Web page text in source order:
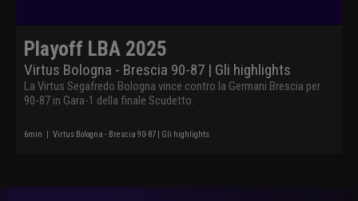
Playoff LBA 2025
Virtus Bologna - Brescia 90-87 | Gli highlights
La Virtus Segafredo Bologna vince contro la Germani Brescia per
90-87 in Gara-1 della finale Scudetto.
6min | Virtus Bologna - Brescia 90-87 | Gli highlights